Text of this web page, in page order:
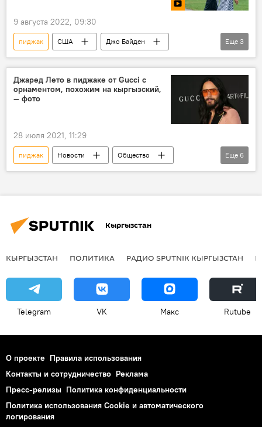
9 августа 2022, 09:30
пиджак США
Джо Байден
видео
В мире очки жена
Еще 3
Джаред Лето в пиджаке от Gucci с
орнаментом, похожим на кыргызский,
— фото
28 июля 2021, 11:29
пиджак Новости
Общество
В мире
Культура
орнамент
Еще 6
Кыргызстан
КЫРГЫЗСТАН ПОЛИТИКА РАДИО SPUTNIK КЫРГЫЗСТАН
Telegram VK Макс Rutube
О проекте Правила использования
Контакты и сотрудничество Реклама
Пресс-релизы Политика конфиденциальности
Политика использования Cookie и автоматического
логирования